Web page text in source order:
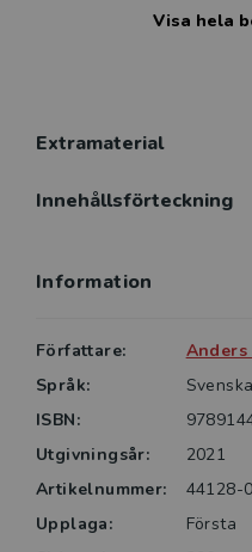
koncentrera sig på de
förklarande exempel till
förhoppningsvis ska öka
kan leda till att man
Visa hela
Extramaterial
Innehållsförteckning
Information
Författare:
Anders
Språk:
Svenska
ISBN:
Utgivningsår:
2021
Artikelnummer:
44128-
Upplaga:
Första